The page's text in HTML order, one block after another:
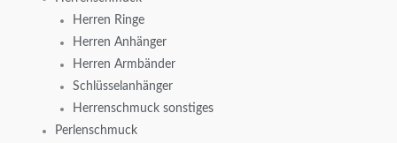
Herren Ringe
Herren Anhänger
Herren Armbänder
Schlüsselanhänger
Herrenschmuck sonstiges
Perlenschmuck